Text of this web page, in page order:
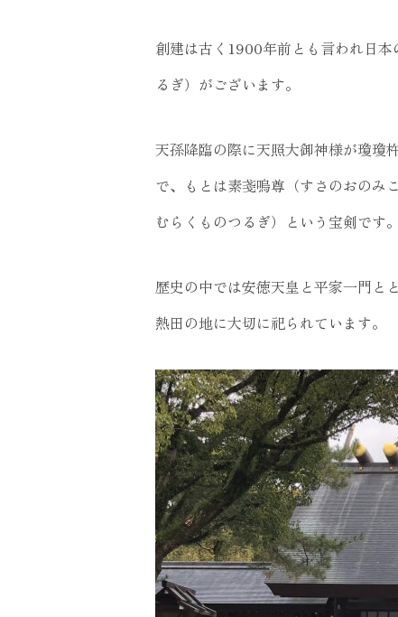
創建は古く1900年前とも言われ日
るぎ）がございます。
天孫降臨の際に天照大御神様が瓊瓊
で、もとは素戔嗚尊（すさのおのみ
むらくものつるぎ）という宝剣です。
歴史の中では安徳天皇と平家一門と
熱田の地に大切に祀られています。